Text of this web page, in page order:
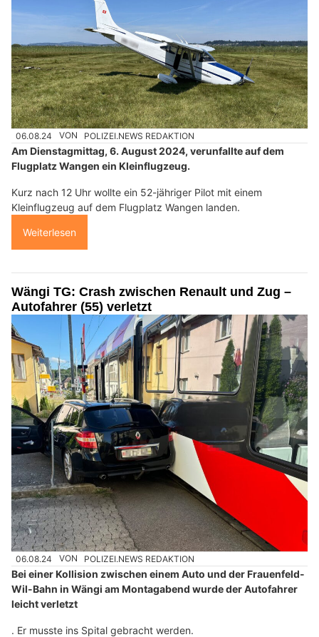
06.08.24 VON POLIZEI.NEWS REDAKTION
Am Dienstagmittag, 6. August 2024, verunfallte auf dem
Flugplatz Wangen ein Kleinflugzeug.
Kurz nach 12 Uhr wollte ein 52-jähriger Pilot mit einem
Kleinflugzeug auf dem Flugplatz Wangen landen.
Weiterlesen
Wängi TG: Crash zwischen Renault und Zug –
Autofahrer (55) verletzt
06.08.24 VON POLIZEI.NEWS REDAKTION
Bei einer Kollision zwischen einem Auto und der Frauenfeld-
Wil-Bahn in Wängi am Montagabend wurde der Autofahrer
leicht verletzt
. Er musste ins Spital gebracht werden.